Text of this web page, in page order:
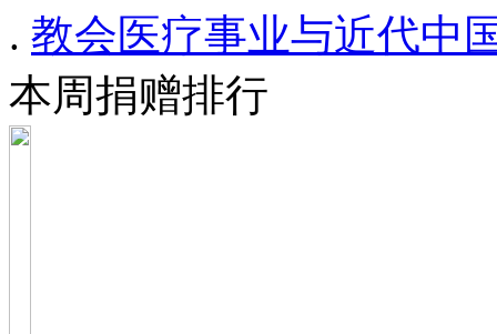
. 教会医疗事业与近代中
本周捐赠排行